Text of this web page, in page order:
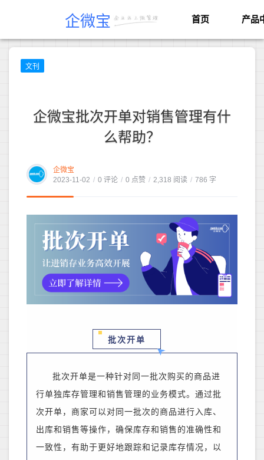
企微宝 首页 产品
文刊
企微宝批次开单对销售管理有什
么帮助？
企微宝
2023-11-02 / 0 评论 / 0 点赞 / 2,318 阅读 / 786 字
批次开单
批次开单是一种针对同一批次购买的商品进
行单独库存管理和销售管理的业务模式。通过批
次开单， 商家 可以对同一批次的商品进行入库、
出库和销售等操作，确保库存和销售的准确性和
一致性 ， 有助于更好地跟踪和记录库存情况，以